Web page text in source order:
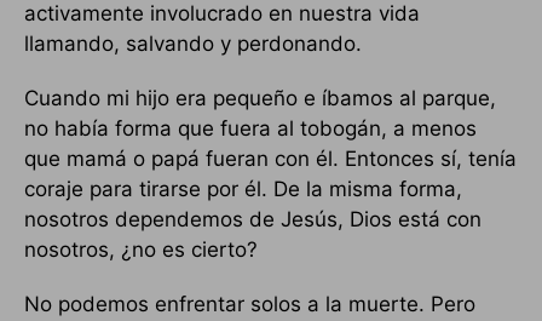
activamente involucrado en nuestra vida
llamando, salvando y perdonando.
Cuando mi hijo era pequeño e íbamos al parque,
no había forma que fuera al tobogán, a menos
que mamá o papá fueran con él. Entonces sí, tenía
coraje para tirarse por él. De la misma forma,
nosotros dependemos de Jesús, Dios está con
nosotros, ¿no es cierto?
No podemos enfrentar solos a la muerte. Pero